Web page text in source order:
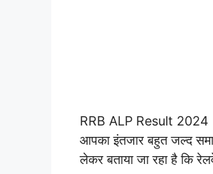
RRB ALP Result 2024 :
आपका इंतजार बहुत जल्द
लेकर बताया जा रहा है कि